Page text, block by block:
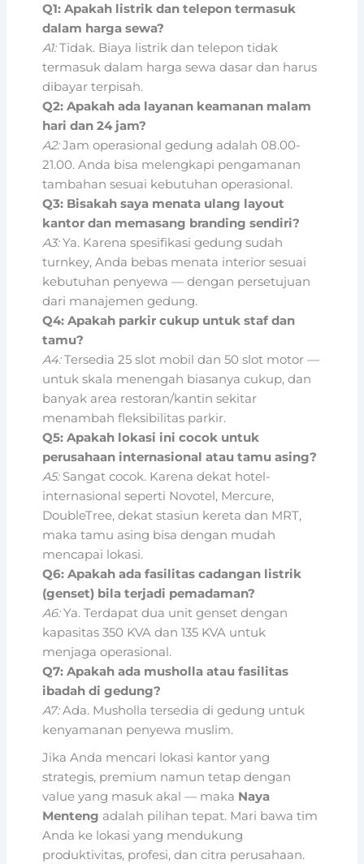
Q1: Apakah listrik dan telepon termasuk
dalam harga sewa?
A1:Tidak. Biaya listrik dan telepon tidak
termasuk dalam harga sewa dasar dan harus
dibayar terpisah.
Q2: Apakah ada layanan keamanan malam
hari dan 24 jam?
A2:Jam operasional gedung adalah 08.00-
21.00. Anda bisa melengkapi pengamanan
tambahan sesuai kebutuhan operasional.
Q3: Bisakah saya menata ulang layout
kantor dan memasang branding sendiri?
A3:Ya. Karena spesifikasi gedung sudah
turnkey, Anda bebas menata interior sesuai
kebutuhan penyewa — dengan persetujuan
dari manajemen gedung.
Q4: Apakah parkir cukup untuk staf dan
tamu?
A4:Tersedia 25 slot mobil dan 50 slot motor —
untuk skala menengah biasanya cukup, dan
banyak area restoran/kantin sekitar
menambah fleksibilitas parkir.
Q5: Apakah lokasi ini cocok untuk
perusahaan internasional atau tamu asing?
A5:Sangat cocok. Karena dekat hotel-
internasional seperti Novotel, Mercure,
DoubleTree, dekat stasiun kereta dan MRT,
maka tamu asing bisa dengan mudah
mencapai lokasi.
Q6: Apakah ada fasilitas cadangan listrik
(genset) bila terjadi pemadaman?
A6:Ya. Terdapat dua unit genset dengan
kapasitas 350 KVA dan 135 KVA untuk
menjaga operasional.
Q7: Apakah ada musholla atau fasilitas
ibadah di gedung?
A7:Ada. Musholla tersedia di gedung untuk
kenyamanan penyewa muslim.
Jika Anda mencari lokasi kantor yang
strategis, premium namun tetap dengan
value yang masuk akal — maka Naya
Menteng adalah pilihan tepat. Mari bawa tim
Anda ke lokasi yang mendukung
produktivitas, profesi, dan citra perusahaan.